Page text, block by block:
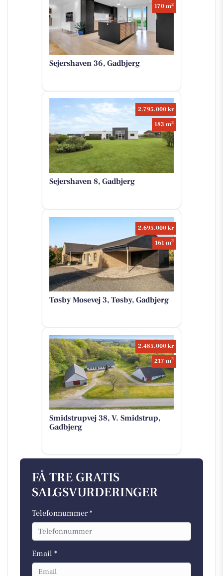
170 m2
Sejershaven 36, Gadbjerg
2.795.000 kr
183 m2
Sejershaven 8, Gadbjerg
2.695.000 kr
161 m2
Tøsby Mosevej 3, Tøsby, Gadbjerg
2.485.000 kr
217 m2
Smidstrupvej 38, V. Smidstrup,
Gadbjerg
FÅ TRE GRATIS
SALGSVURDERINGER
Telefonnummer *
Email *